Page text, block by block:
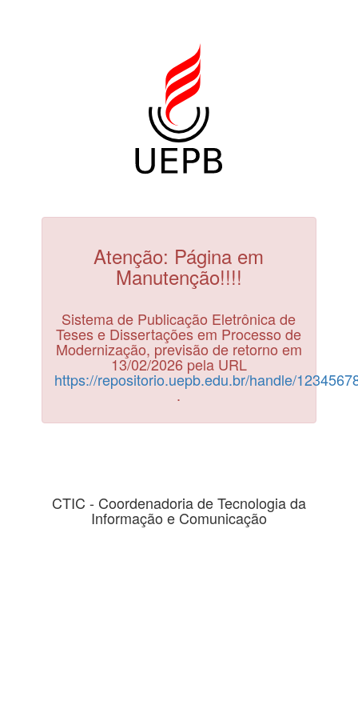
Atenção: Página em
Manutenção!!!!
Sistema de Publicação Eletrônica de
Teses e Dissertações em Processo de
Modernização, previsão de retorno em
13/02/2026 pela URL
https://repositorio.uepb.edu.br/handle/
.
CTIC - Coordenadoria de Tecnologia da
Informação e Comunicação